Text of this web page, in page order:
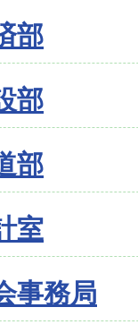
部
部
部
室
事務局